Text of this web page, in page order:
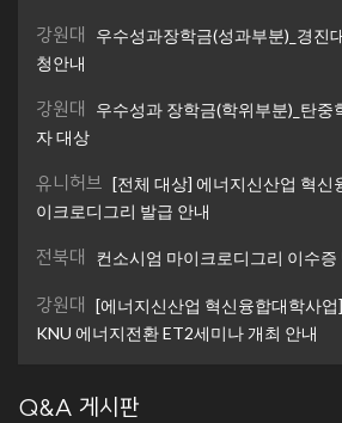
강원대
우수성과장학금(성과부분)_경진
청안내
강원대
우수성과 장학금(학위부분)_탄중
자 대상
유니허브 [전체 대상] 에너지신산업 혁신
이크로디그리 발급 안내
전북대 컨소시엄 마이크로디그리 이수증
강원대 [에너지신산업 혁신융합대학사
KNU 에너지전환 ET2세미나 개최 안내
Q&A 게시판